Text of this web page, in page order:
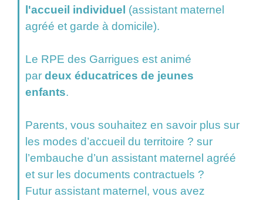
l'accueil individuel (assistant maternel
agréé et garde à domicile).
Le RPE des Garrigues est animé
par deux éducatrices de jeunes
enfants.
Parents, vous souhaitez en savoir plus sur
les modes d’accueil du territoire ? sur
l’embauche d’un assistant maternel agréé
et sur les documents contractuels ?
Futur assistant maternel, vous avez